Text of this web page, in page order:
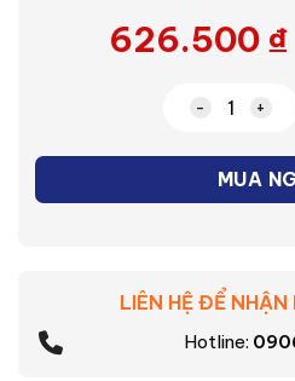
626.500 ₫
Quạt
MUA
LIÊN HỆ ĐỂ
Hotline: